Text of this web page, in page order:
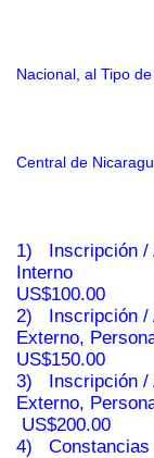
Nacional, al Tipo
Oficial
Central de
1) Inscripción /
US$100.00
2) Inscripción /
Externo,
US$150.00
3) Inscripción /
Externo,
US$200.00
4)